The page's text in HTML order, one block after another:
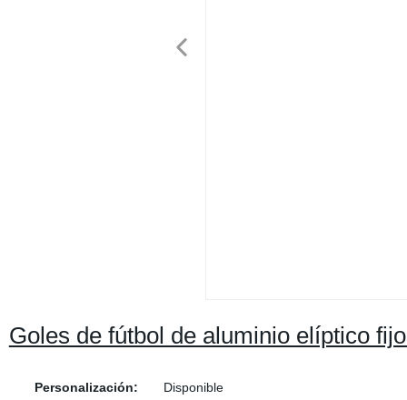
Goles de fútbol de aluminio elíptico
Personalización:
Disponible